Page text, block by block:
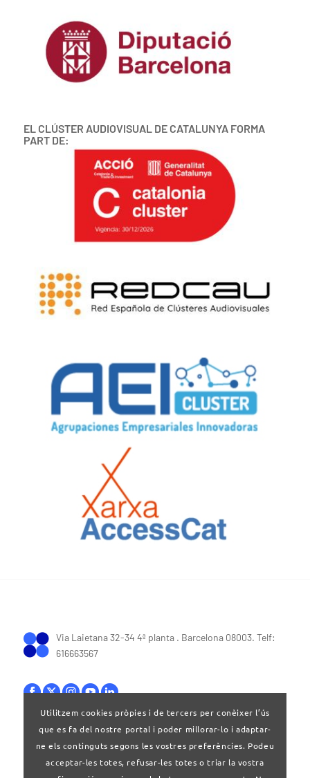
EL CLÚSTER AUDIOVISUAL DE CATALUNYA FORMA
PART DE:
Via Laietana 32-34 4ª planta . Barcelona 08003. Telf:
616663567
Bases legals |Política de privacitat
Utilitzem cookies pròpies i de tercers per conèixer l’ús
que es fa del nostre portal i poder millorar-lo i adaptar-
ne els continguts segons les vostres preferències. Podeu
acceptar-les totes, refusar-les totes o triar la vostra